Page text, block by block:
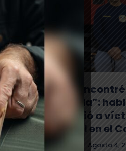
“La
herida”:
auxilió a
serial en el
Agosto 4,